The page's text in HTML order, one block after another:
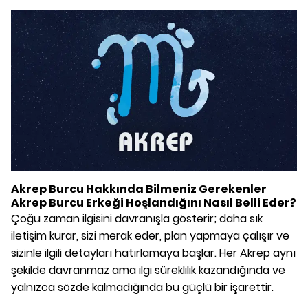
Akrep Burcu Hakkında Bilmeniz Gerekenler
Akrep Burcu Erkeği Hoşlandığını Nasıl Belli Eder?
Çoğu zaman ilgisini davranışla gösterir; daha sık
iletişim kurar, sizi merak eder, plan yapmaya çalışır ve
sizinle ilgili detayları hatırlamaya başlar. Her Akrep aynı
şekilde davranmaz ama ilgi süreklilik kazandığında ve
yalnızca sözde kalmadığında bu güçlü bir işarettir.